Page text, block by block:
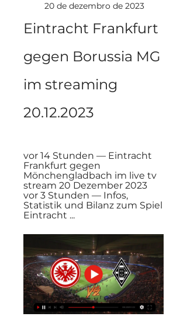
20 de dezembro de 2023
Eintracht Frankfurt
gegen Borussia MG
im streaming
20.12.2023
vor 14 Stunden — Eintracht
Frankfurt gegen
Mönchengladbach im live tv
stream 20 Dezember 2023
vor 3 Stunden — Infos,
Statistik und Bilanz zum Spiel
Eintracht ...